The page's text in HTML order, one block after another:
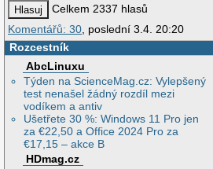
Celkem 2337 hlasů
Komentářů: 30 , poslední 3.4. 20:20
Rozcestník
AbcLinuxu
Týden na ScienceMag.cz: Vylepšený
test nenašel žádný rozdíl mezi
vodíkem a antiv
Ušetřete 30 %: Windows 11 Pro jen
za €22,50 a Office 2024 Pro za
€17,15 – akce B
HDmag.cz